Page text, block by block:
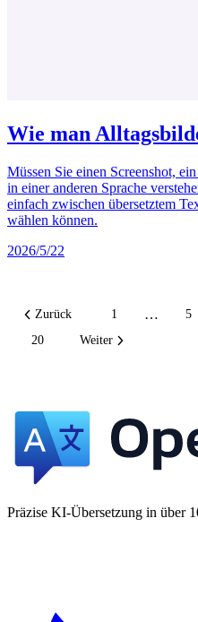
Wie man
Müssen Sie einen Screenshot,
in einer anderen Sprache
einfach zwischen übersetztem
wählen können.
2026/5/22
Zurück 1 … 5
20 Weiter
Präzise KI-Übersetzung in über